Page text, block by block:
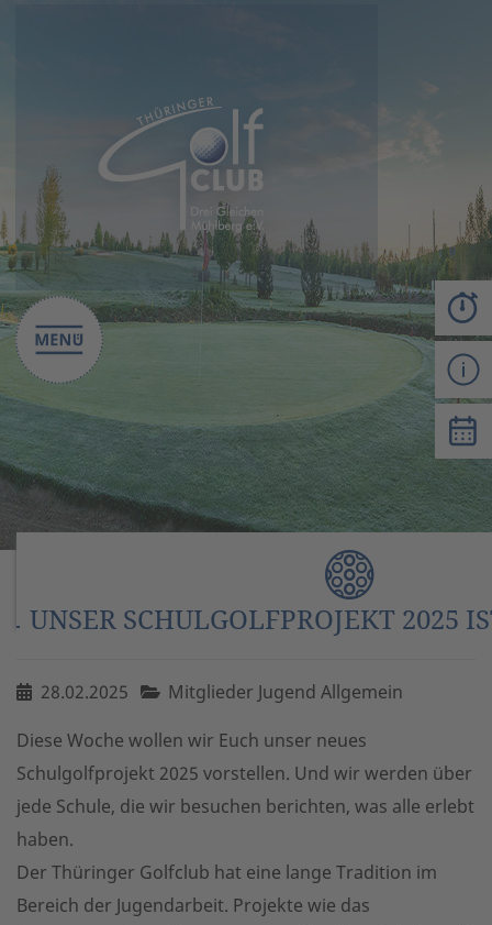
UNSER SCHULGOLFPROJEKT 2025
28.02.2025
Mitglieder Jugend Allgemein
Diese Woche wollen wir Euch unser neues
Schulgolfprojekt 2025 vorstellen. Und wir werden über
jede Schule, die wir besuchen berichten, was alle erlebt
haben.
Der Thüringer Golfclub hat eine lange Tradition im
Bereich der Jugendarbeit. Projekte wie das